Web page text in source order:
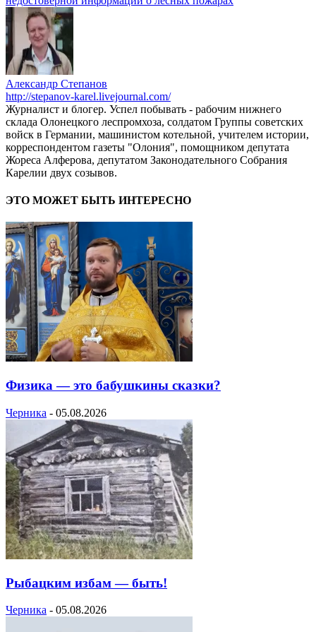
Александр Степанов
http://stepanov-karel.livejournal.com/
Журналист и блогер. Успел побывать - рабочим нижнего
склада Олонецкого леспромхоза, солдатом Группы советских
войск в Германии, машинистом котельной, учителем истории,
корреспондентом газеты "Олония", помощником депутата
Жореса Алферова, депутатом Законодательного Собрания
Карелии двух созывов.
ЭТО МОЖЕТ БЫТЬ ИНТЕРЕСНО
Физика — это бабушкины сказки?
Черника - 05.08.2026
Рыбацким избам — быть!
Черника - 05.08.2026